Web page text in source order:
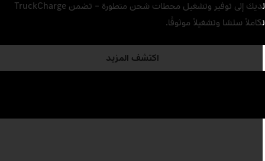
لديك إلى توفير وتشغيل محطات شحن متطورة – تضمن TruckCharge
سلسًا وتشغيلاً موثوقًا.
اكتشف المزيد